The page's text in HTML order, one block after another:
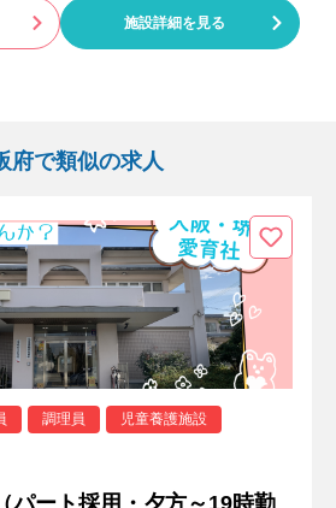
施設詳細を見る
府で類似の求人
調理員 児童養護施設
パート採用・夕方～19時勤